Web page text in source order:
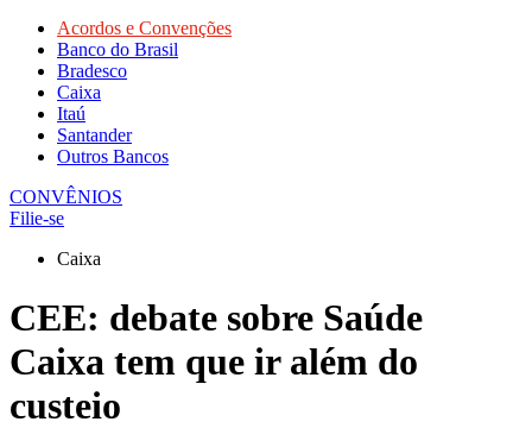
Acordos e Convenções
Banco do Brasil
Bradesco
Caixa
Itaú
Santander
Outros Bancos
CONVÊNIOS
Filie-se
Caixa
CEE: debate sobre Saúde
Caixa tem que ir além do
custeio